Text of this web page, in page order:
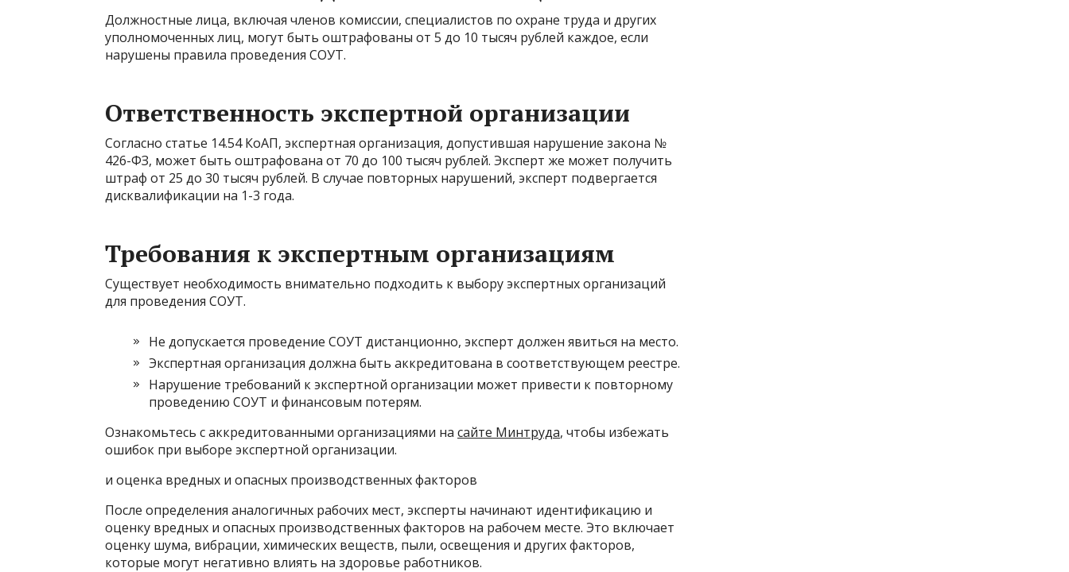
Должностные лица, включая членов комиссии, специалистов по охране труда и других
уполномоченных лиц, могут быть оштрафованы от 5 до 10 тысяч рублей каждое, если
нарушены правила проведения СОУТ.
Ответственность экспертной организации
Согласно статье 14.54 КоАП, экспертная организация, допустившая нарушение закона №
426-ФЗ, может быть оштрафована от 70 до 100 тысяч рублей. Эксперт же может получить
штраф от 25 до 30 тысяч рублей. В случае повторных нарушений, эксперт подвергается
дисквалификации на 1-3 года.
Требования к экспертным организациям
Существует необходимость внимательно подходить к выбору экспертных организаций
для проведения СОУТ.
Не допускается проведение СОУТ дистанционно, эксперт должен явиться на место.
Экспертная организация должна быть аккредитована в соответствующем реестре.
Нарушение требований к экспертной организации может привести к повторному
проведению СОУТ и финансовым потерям.
Ознакомьтесь с аккредитованными организациями на сайте Минтруда, чтобы избежать
ошибок при выборе экспертной организации.
и оценка вредных и опасных производственных факторов
После определения аналогичных рабочих мест, эксперты начинают идентификацию и
оценку вредных и опасных производственных факторов на рабочем месте. Это включает
оценку шума, вибрации, химических веществ, пыли, освещения и других факторов,
которые могут негативно влиять на здоровье работников.